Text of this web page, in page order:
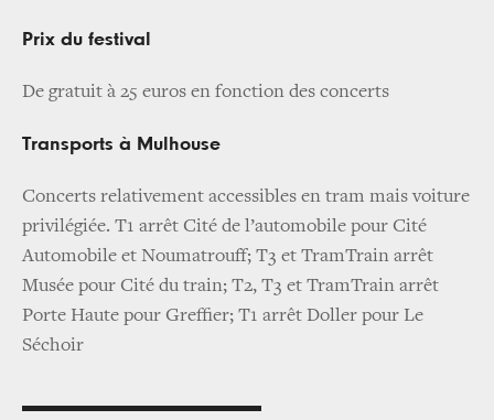
Prix du festival
De gratuit à 25 euros en fonction des concerts
Transports à Mulhouse
Concerts relativement accessibles en tram mais voiture
privilégiée. T1 arrêt Cité de l’automobile pour Cité
Automobile et Noumatrouff; T3 et TramTrain arrêt
Musée pour Cité du train; T2, T3 et TramTrain arrêt
Porte Haute pour Greffier; T1 arrêt Doller pour Le
Séchoir